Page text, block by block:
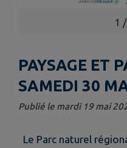
1 /
PAYSAGE ET
SAMEDI 30
Publié le mardi 19 mai
Le Parc naturel